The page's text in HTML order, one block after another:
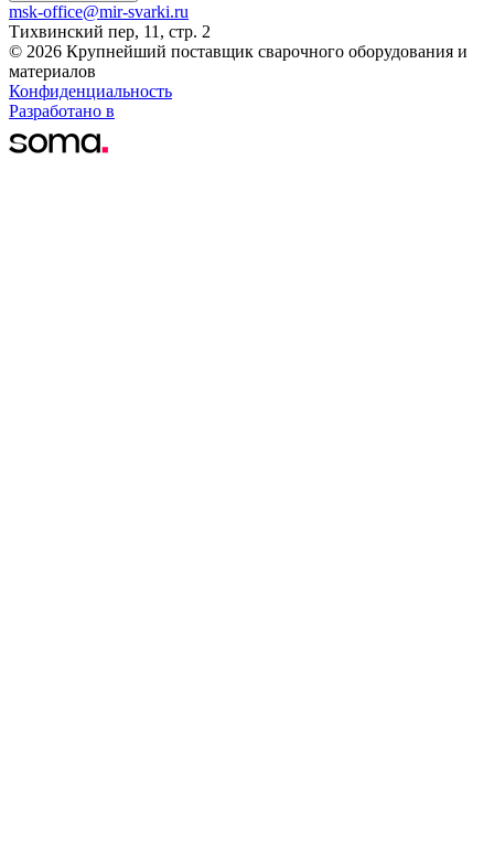
msk-office@mir-svarki.ru
Тихвинский пер, 11, стр. 2
© 2026 Крупнейший поставщик сварочного оборудования и
материалов
Конфиденциальность
Разработано в